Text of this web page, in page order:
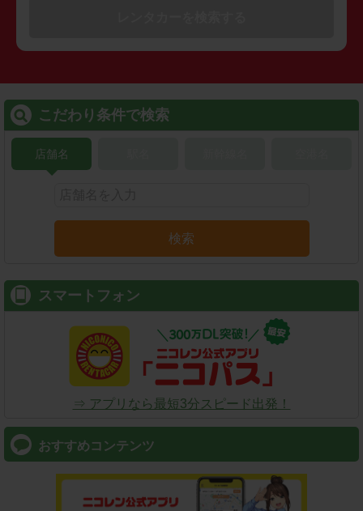
こだわり条件で検索
店舗名
検索
スマートフォン
⇒ アプリなら最短3分スピード出発！
おすすめコンテンツ